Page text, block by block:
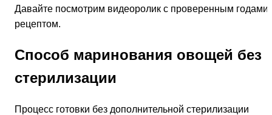
Давайте посмотрим видеоролик с проверенным годами
рецептом.
Способ маринования овощей без
стерилизации
Процесс готовки без дополнительной стерилизации